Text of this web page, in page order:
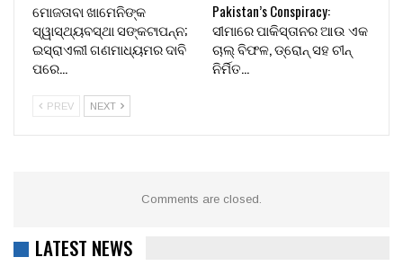
ମୋଜତାବା ଖାମେନିଙ୍କ
ସ୍ୱାସ୍ଥ୍ୟବସ୍ଥା ସଙ୍କଟାପନ୍ନ;
ଇସ୍ରାଏଲୀ ଗଣମାଧ୍ୟମର ଦାବି
ପରେ…
Pakistan’s Conspiracy:
ସୀମାରେ ପାକିସ୍ତାନର ଆଉ ଏକ
ଚାଲ୍ ବିଫଳ, ଡ୍ରୋନ୍ ସହ ଚୀନ୍
ନିର୍ମିତ…
PREV NEXT
Comments are closed.
LATEST NEWS